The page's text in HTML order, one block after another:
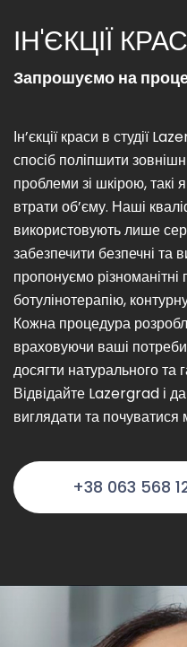
ІН'ЄКЦІЇ
Запрошуємо на
Ін’єкції краси в студії
спосіб поліпшити
проблеми зі шкірою, такі
втрати об’єму. Наші
використовують лише
забезпечити безпечні та
пропонуємо
ботулінотерапію,
Кожна процедура
враховуючи ваші
досягти натурального та
Відвідайте Lazergrad і
виглядати та
+38 063 568